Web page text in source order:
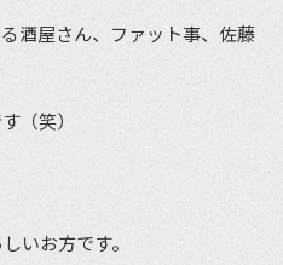
酒屋さん、ファット事、佐藤
（笑）
いお方です。